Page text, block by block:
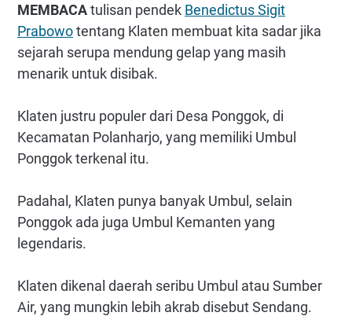
MEMBACAtulisan pendek Benedictus Sigit
Prabowotentang Klaten membuat kita sadar jika
sejarah serupa mendung gelap yang masih
menarik untuk disibak.
Klaten justru populer dari Desa Ponggok, di
Kecamatan Polanharjo, yang memiliki Umbul
Ponggok terkenal itu.
Padahal, Klaten punya banyak Umbul, selain
Ponggok ada juga Umbul Kemanten yang
legendaris.
Klaten dikenal daerah seribu Umbul atau Sumber
Air, yang mungkin lebih akrab disebut Sendang.